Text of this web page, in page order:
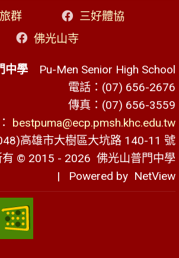
群
三好體協
佛光山寺
中學 Pu-Men Senior High School
電話：(07) 656-2676
傳真：(07) 656-3559
bestpuma@ecp.pmsh.khc.edu.tw
高雄市大樹區大坑路 140-11 號
有 © 2015 - 2026 佛光山普門中學
| Powered by NetView